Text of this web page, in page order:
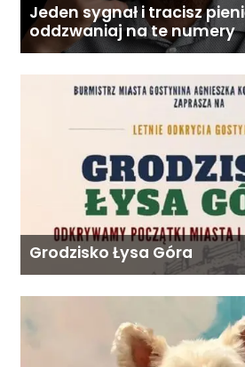
Jeden sygnał i tracisz
oddzwaniaj na te numery
Grodzisko Łysa Góra